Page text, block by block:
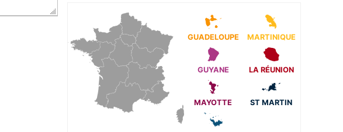
GUADELOUPE MARTINIQUE
GUYANE LA RÉUNION
MAYOTTE ST MARTIN